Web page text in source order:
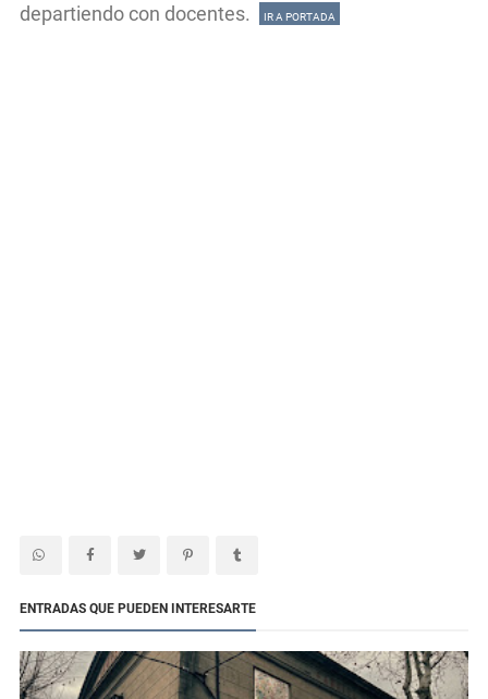
departiendo con docentes.
IR A PORTADA
ENTRADAS QUE PUEDEN INTERESARTE